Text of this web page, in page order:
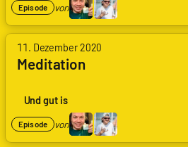
Episode von
11. Dezember 2020
Meditation
Und gut is
Episode von